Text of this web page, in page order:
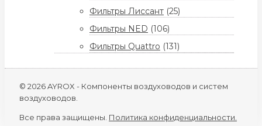
Фильтры Лиссант (25)
Фильтры NED (106)
Фильтры Quattro (131)
© 2026 AYROX - Компоненты воздуховодов и систем
воздуховодов.
Все права защищены. Политика конфиденциальности.